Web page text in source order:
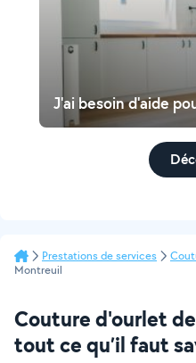
J'ai besoin d'aide
Prestations de services
Montreuil
Couture d'ourlet
tout ce qu’il faut